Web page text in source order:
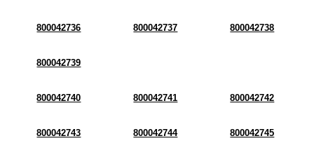
800042736 800042737 800042738
800042739
800042740 800042741 800042742
800042743 800042744 800042745